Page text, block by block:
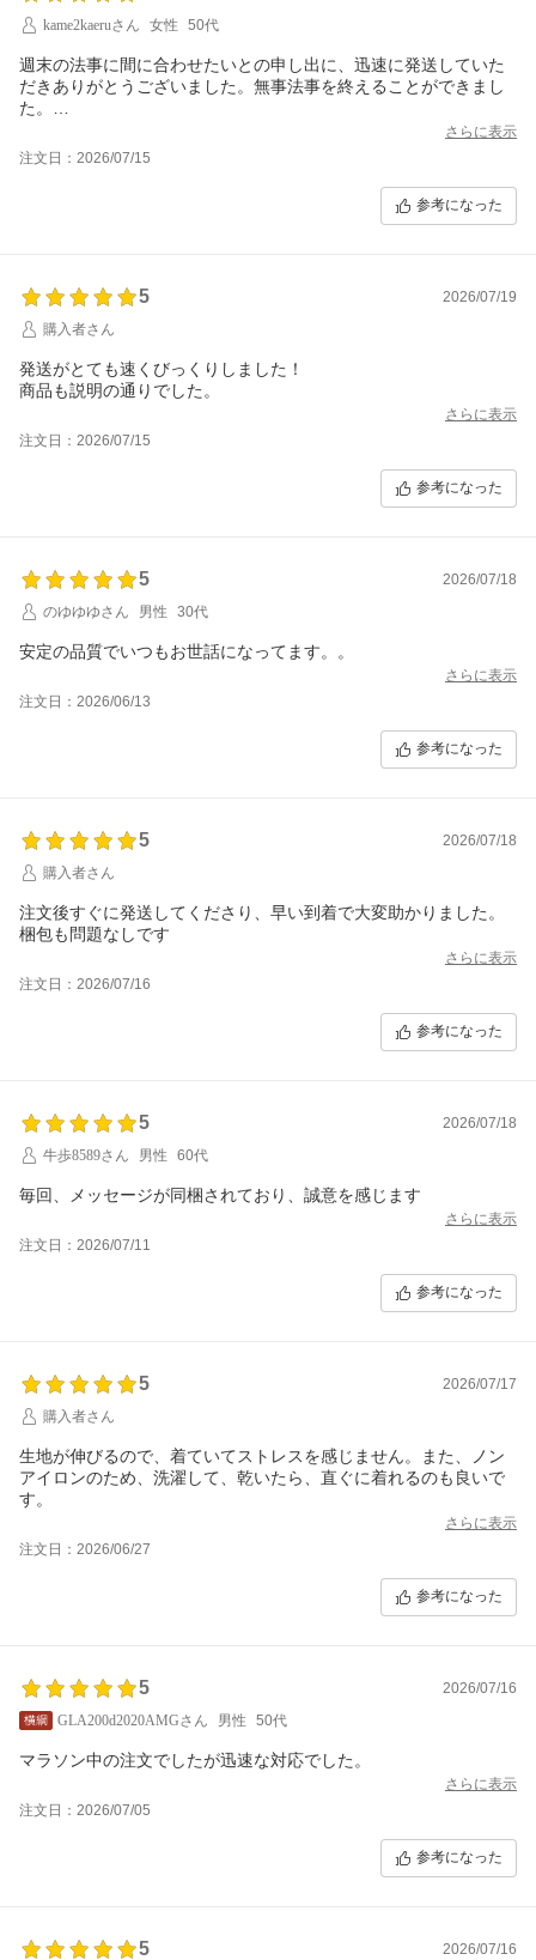
kame2kaeruさん
女性 50代
週末の法事に間に合わせたいとの申し出に、迅速に発送していた
だきありがとうございました。無事法事を終えることができまし
た。
ご丁寧な一筆箋にも、ほっこりしました。機会があればまた購入
させていただきます。
さらに表示
注文日：2026/07/15
参考になった
5
2026/07/19
購入者さん
発送がとても速くびっくりしました！
商品も説明の通りでした。
さらに表示
注文日：2026/07/15
参考になった
5
2026/07/18
のゆゆゆさん
男性 30代
安定の品質でいつもお世話になってます。。
さらに表示
注文日：2026/06/13
参考になった
5
2026/07/18
購入者さん
注文後すぐに発送してくださり、早い到着で大変助かりました。
梱包も問題なしです
さらに表示
注文日：2026/07/16
参考になった
5
2026/07/18
牛歩8589さん
男性 60代
毎回、メッセージが同梱されており、誠意を感じます
さらに表示
注文日：2026/07/11
参考になった
5
2026/07/17
購入者さん
生地が伸びるので、着ていてストレスを感じません。また、ノン
アイロンのため、洗濯して、乾いたら、直ぐに着れるのも良いで
す。
さらに表示
注文日：2026/06/27
参考になった
5
2026/07/16
GLA200d2020AMGさん
男性 50代
マラソン中の注文でしたが迅速な対応でした。
さらに表示
注文日：2026/07/05
参考になった
5
2026/07/16